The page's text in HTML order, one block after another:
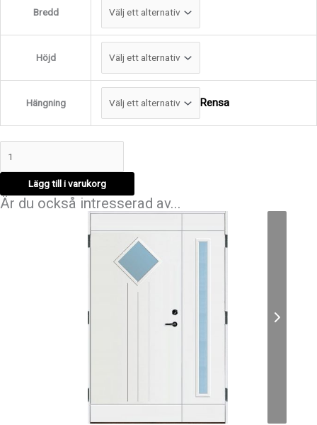
Bredd
Höjd
Hängning Rensa
Lägg till i varukorg
Är du också intresserad av...